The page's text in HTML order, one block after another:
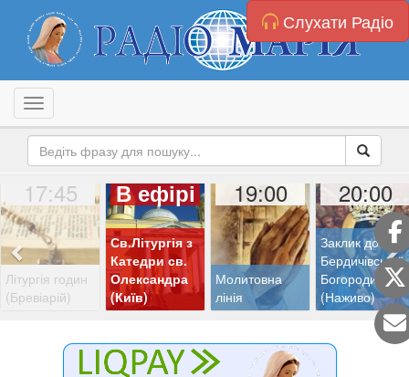
Слухати Радіо
Toggle navigation
17:45
Літургія годин
(Бревіарій)
В ефірі
Св.Літургія з
Катедри св.
Олександра
(Київ)
19:00
Молитовна
лінія
20:00
Заклик до
Бердичівської
Богородиці
(Наживо)